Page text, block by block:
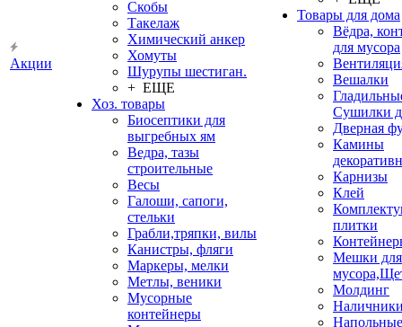
Акции
Скобы
Такелаж
Химический анкер
Хомуты
Шурупы шестиган.
+ ЕЩЕ
Хоз. товары
Биосептики для
выгребных ям
Ведра, тазы
строительные
Весы
Галоши, сапоги,
стельки
Грабли,тряпки, вилы
Канистры, фляги
Маркеры, мелки
Метлы, веники
Мусорные
контейнеры
Товары для дома
Вёдра,
для мусора
Вешалки
Сушилки
Дверная
Камины
Карнизы
Клей
плитки
Мешки для
Молдинг
Напольные